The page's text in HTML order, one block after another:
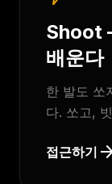
Shoot
배운다
한 발도 쏘
다. 쏘고,
접근하기